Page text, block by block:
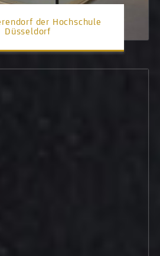
der Hochschule
Düsseldorf